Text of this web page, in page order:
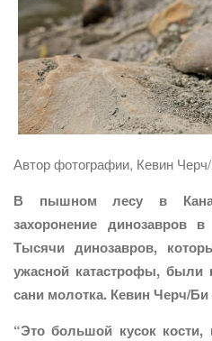
Автор фотографии, Кевин
В пышном лесу в
захоронение динозавров
Тысячи динозавров,
ужасной катастрофы, были
сани молотка. Кевин Черч/Би
“Это большой кусок